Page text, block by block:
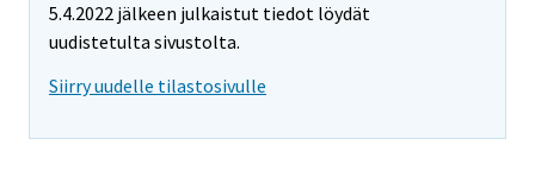
5.4.2022 jälkeen julkaistut tiedot löydät
uudistetulta sivustolta.
Siirry uudelle tilastosivulle